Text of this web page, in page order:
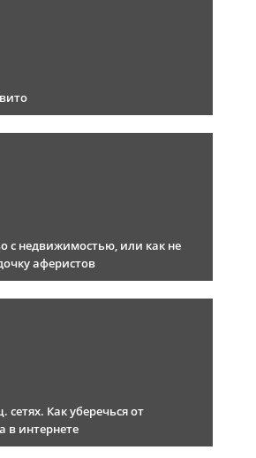
с недвижимостью, или как не
аферистов
сетях. Как уберечься от
в интернете